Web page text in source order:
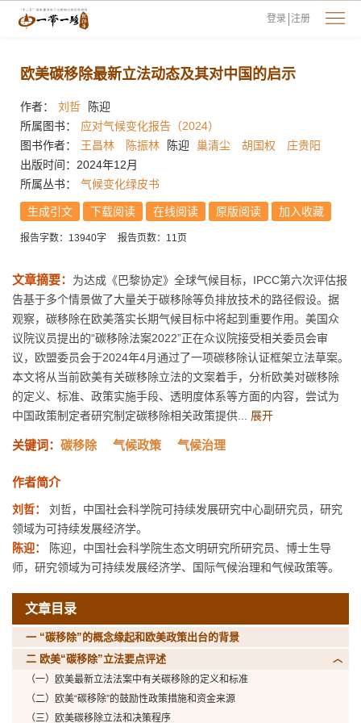
登录 注册
欧美碳移除最新立法动态及其对中国的启示
作者： 刘哲
陈迎
所属图书：
应对气候变化报告（2024）
图书作者：
王昌林 陈振林 陈迎 巢清尘 胡国权
庄贵阳
出版时间：2024年12月
所属丛书：
气候变化绿皮书
生成引文 下载阅读 在线阅读 原版阅读 加入收藏
报告字数：13940字 报告页数：11页
文章摘要： 为达成《巴黎协定》全球气候目标，IPCC第六次评估报
告基于多个情景做了大量关于碳移除等负排放技术的路径假设。据
观察，碳移除在欧美落实长期气候目标中将起到重要作用。美国众
议院议员提出的“碳移除法案2022”正在众议院接受相关委员会审
议，欧盟委员会于2024年4月通过了一项碳移除认证框架立法草案。
本文将从当前欧美有关碳移除立法的文案着手，分析欧美对碳移除
的定义、标准、政策实施手段、透明度体系等方面的内容，尝试为
中国政策制定者研究制定碳移除相关政策提供... 展开
关键词： 碳移除 气候政策 气候治理
作者简介
刘哲：
刘哲，中国社会科学院可持续发展研究中心副研究员，研究
领域为可持续发展经济学。
陈迎：
陈迎，中国社会科学院生态文明研究所研究员、博士生导
师，研究领域为可持续发展经济学、国际气候治理和气候政策等。
文章目录
一 “碳移除”的概念缘起和欧美政策出台的背景
二 欧美“碳移除”立法要点评述
（一）欧美最新立法法案中有关碳移除的定义和标准
（二）欧美“碳移除”的鼓励性政策措施和资金来源
（三）欧美碳移除立法和决策程序